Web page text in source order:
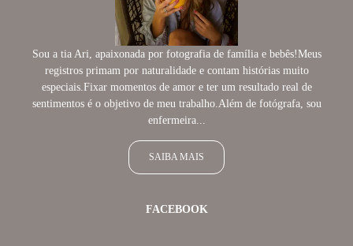
Sou a tia Ari, apaixonada por fotografia de família e bebês!Meus
registros primam por naturalidade e contam histórias muito
especiais.Fixar momentos de amor e ter um resultado real de
sentimentos é o objetivo de meu trabalho.Além de fotógrafa, sou
enfermeira...
SAIBA MAIS
FACEBOOK